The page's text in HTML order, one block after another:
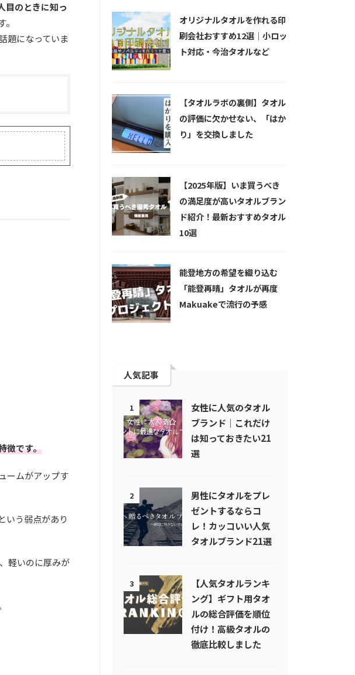
目のときに知っ
題になっていま
徴です。
ームがアップす
いう弱点があり
軽いのに厚みが
オリジナルタオルを作れる印
刷会社おすすめ12選｜小ロッ
ト対応・今治タオルなど
【タオルラボの裏側】タオル
の評価に欠かせない、「はか
り」を交換しました
【2025年版】いま買うべき
の満足度が高いタオルブラン
ド紹介！最新おすすめタオル
10選
能登地方の希望を織り込む
「能登再晴」タオルが再度
Makuakeで流行の予感
人気記事
1
女性に人気のタオル
ブランド｜これだけ
は知っておきたい21
選
2
男性にタオルをプレ
ゼントするならコ
レ！カッコいい人気
タオルブランド21選
3
【人気タオルランキ
ング】ギフト用タオ
ルの総合評価を順位
付け！高級タオルの
徹底比較しました